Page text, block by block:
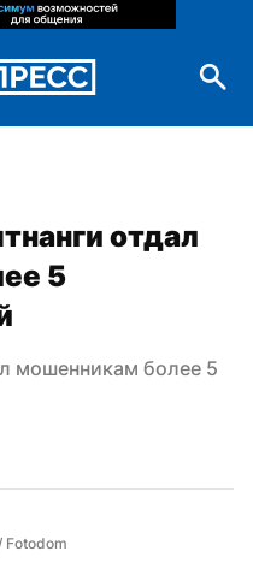
отдал
5
мошенникам более 5
Fotodom